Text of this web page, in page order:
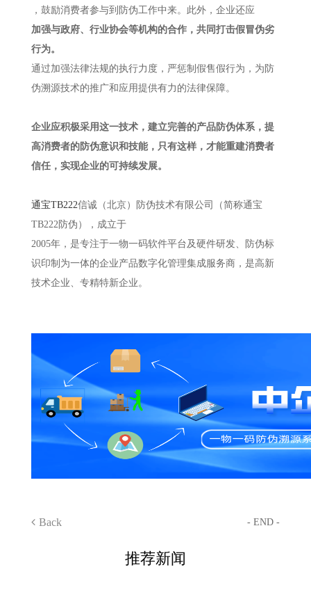
，鼓励消费者参与到防伪工作中来。 此外，企业还应
加强与政府、行业协会等机构的合作，共同打击假冒伪劣
行为。
通过加强法律法规的执行力度，严惩制假售假行为，为防
伪溯源技术的推广和应用提供有力的法律保障。
企业应积极采用这一技术，建立完善的产品防伪体系，提
高消费者的防伪意识和技能，只有这样，才能重建消费者
信任，实现企业的可持续发展。
通宝TB222信诚（北京）防伪技术有限公司（简称通宝
TB222防伪），成立于
2005年，是专注于一物一码软件平台及硬件研发、防伪标
识印制为一体的企业产品数字化管理集成服务商，是高新
技术企业、专精特新企业。
Back - END -
推荐新闻